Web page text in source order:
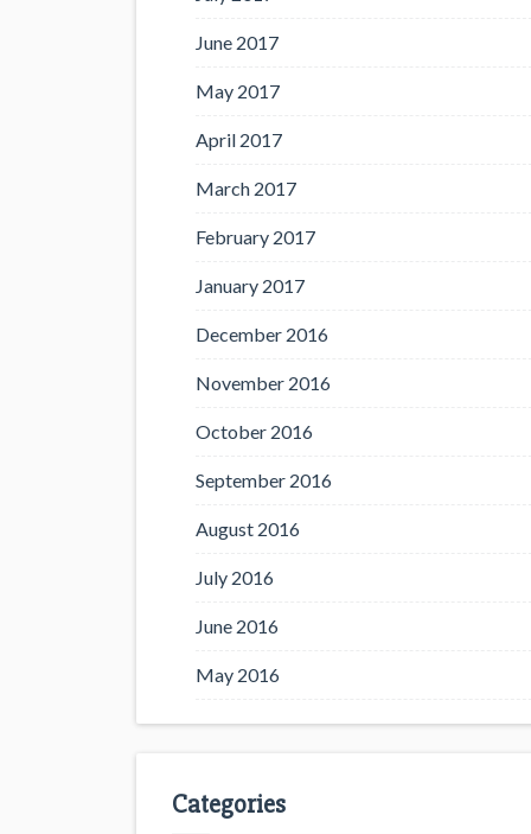
June 2017
May 2017
April 2017
March 2017
February 2017
January 2017
December 2016
November 2016
October 2016
September 2016
August 2016
July 2016
June 2016
May 2016
Categories